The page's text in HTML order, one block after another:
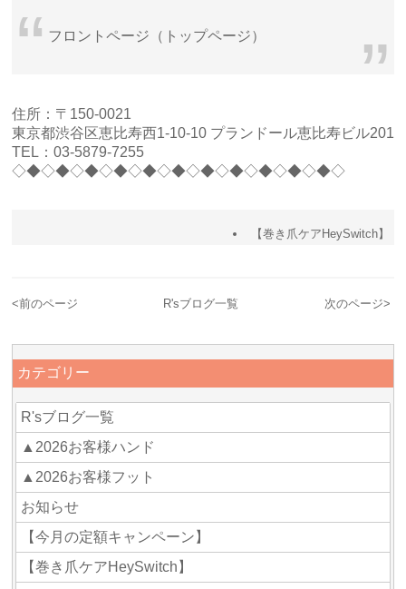
フロントページ（トップページ）
住所：〒150-0021
東京都渋谷区恵比寿西1-10-10 プランドール恵比寿ビル201
TEL：03-5879-7255
◇◆◇◆◇◆◇◆◇◆◇◆◇◆◇◆◇◆◇◆◇◆◇
【巻き爪ケアHeySwitch】
<前のページ R'sブログ一覧 次のページ>
カテゴリー
R'sブログ一覧
▲2026お客様ハンド
▲2026お客様フット
お知らせ
【今月の定額キャンペーン】
【巻き爪ケアHeySwitch】